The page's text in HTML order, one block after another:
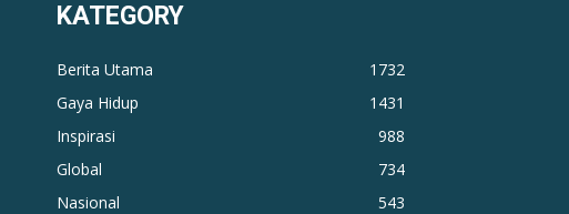
KATEGORY
Berita Utama
1732
Gaya Hidup
1431
Inspirasi
988
Global
734
Nasional
543